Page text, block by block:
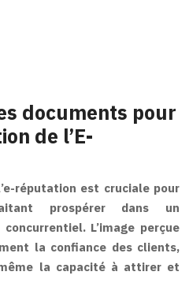
documents pour
de l’E-
réputation est cruciale pour
prospérer dans un
L’image perçue
la confiance des clients,
la capacité à attirer et